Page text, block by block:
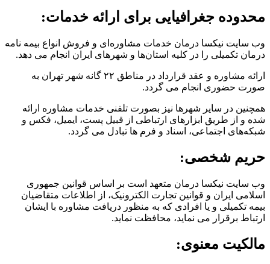
محدوده جغرافیایی برای ارائه خدمات:
وب سایت نیکسا درمان خدمات مشاوره‌ای و فروش انواع بیمه نامه
درمان تکمیلی را در کلیه استان‌ها و شهر‌های ایران انجام می دهد.
ارائه مشاوره و عقد قرارداد در مناطق ۲۲ گانه شهر تهران به
صورت حضوری انجام می گردد.
همچنین در سایر شهر‌ها نیز بصورت تلفنی خدمات مشاوره ارائه
شده و از طریق ابزارهای ارتباطی از قبیل پست، ایمیل، فکس و
شبکه‌های اجتماعی، اسناد و فرم ها تبادل می گردد.
حریم شخصی:
وب سایت نیکسا درمان متعهد است بر اساس قوانین جمهوری
اسلامی ایران و قوانین تجارت الکترونیک، از اطلاعات متقاضیان
بیمه تکمیلی و یا افرادی که به منظور دریافت مشاوره با ایشان
ارتباط برقرار می نماید، محافظت نماید.
مالکیت معنوی: